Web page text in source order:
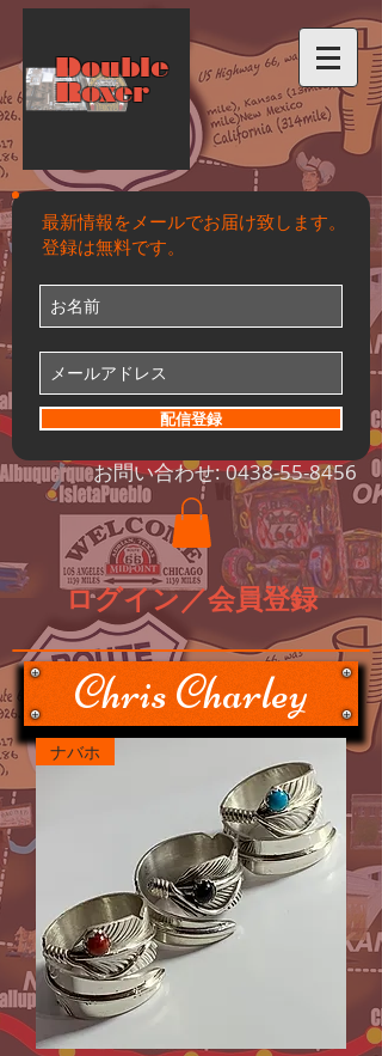
Double
Roxer
お問い合わせ:0438-55-8456
最新情報をメールでお届け致します。
登録は無料です。
配信登録
ログイン／会員登録
Chris Charley
ナバホ